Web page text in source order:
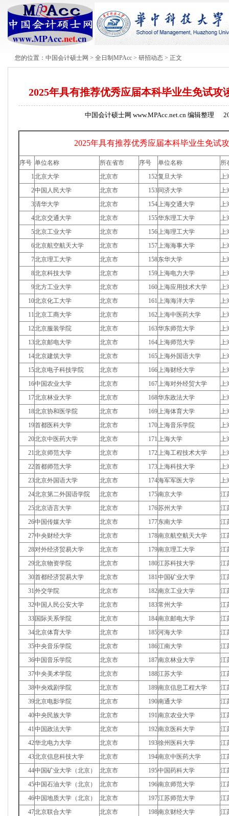
您的位置： 中国会计硕士网 > 全日制MPAcc > 研招动态 > 正文
2025年具有推荐优秀应届本科毕业生免试攻
中国会计硕士网 www.MPAcc.net.cn 编辑整理
2025年具有推荐优秀应届本科毕业生免试
序号 单位名称 所在省市 序号 单位名称
所
1北京大学 北京市 152复旦大学
上
2中国人民大学 北京市 153 同济大学
上
3清华大学 北京市 154上海交通大学
上
4北京交通大学 北京市 155华东理工大学
上
5北京工业大学 北京市 156上海理工大学
上
6北京航空航天大学 北京市 157上海海事大学
上
7北京理工大学 北京市 158东华大学
上
8北京科技大学 北京市 159上海电力大学
上
9北方工业大学 北京市 160上海应用技术大学
上
10北京化工大学 北京市 161上海海洋大学
上
11北京工商大学 北京市 162上海中医药大学
上
12北京服装学院 北京市 163华东师范大学
上
13北京邮电大学 北京市 164上海师范大学
上
14北京建筑大学 北京市 165上海外国语大学
上
15北京电子科技学院 北京市 166上海财经大学
上
16中国农业大学 北京市 167上海对外经贸大学
上
17北京林业大学 北京市 168华东政法大学
上
18北京协和医学院 北京市 169上海体育大学
上
19首都医科大学 北京市 170上海音乐学院
上
20北京中医药大学 北京市 171上海大学
上
21北京师范大学 北京市 172上海工程技术大学
上
22首都师范大学 北京市 173上海科技大学
上
23北京外国语大学 北京市 174海军军医大学
上
24北京第二外国语学院 北京市 175南京大学
江
25北京语言大学 北京市 176苏州大学
江
26中国传媒大学 北京市 177东南大学
江
27中央财经大学 北京市 178南京航空航天大学
江
28对外经济贸易大学 北京市 179南京理工大学
江
29北京物资学院 北京市 180江苏科技大学
江
30首都经济贸易大学 北京市 181中国矿业大学
江
31外交学院 北京市 182南京工业大学
江
32中国人民公安大学 北京市 183常州大学
江
33 国际关系学院 北京市 184南京邮电大学
江
34北京体育大学 北京市 185河海大学
江
35中央音乐学院 北京市 186江南大学
江
36中国音乐学院 北京市 187南京林业大学
江
37中央美术学院 北京市 188江苏大学
江
38中央戏剧学院 北京市 189南京信息工程大学
江
39北京电影学院 北京市 190南通大学
江
40中央民族大学 北京市 191南京农业大学
江
41中国政法大学 北京市 192南京医科大学
江
42华北电力大学 北京市 193徐州医科大学
江
43北京信息科技大学 北京市 194南京中医药大学
江
44中国矿业大学（北京） 北京市 195中国药科大学
江
45中国石油大学（北京） 北京市 196南京师范大学
江
46中国地质大学（北京） 北京市 197江苏师范大学
江
47北京联合大学 北京市 198南京财经大学
江